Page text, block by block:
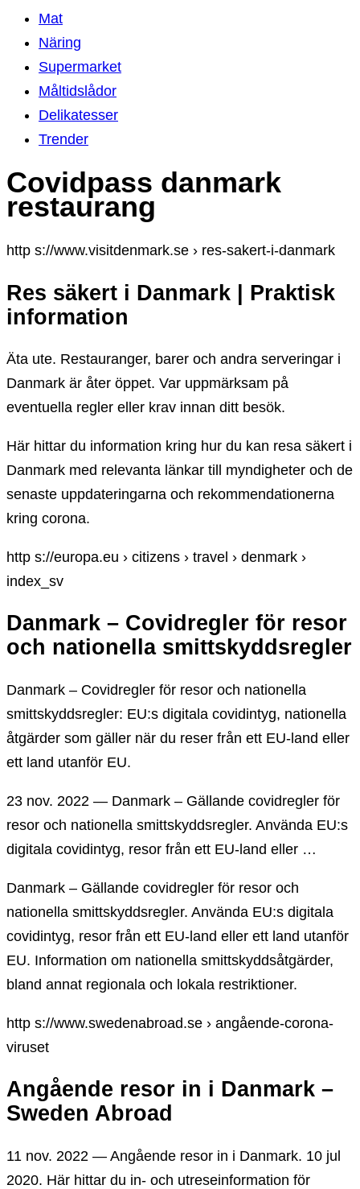
Mat
Näring
Supermarket
Måltidslådor
Delikatesser
Trender
Covidpass danmark
restaurang
http s://www.visitdenmark.se › res-sakert-i-danmark
Res säkert i Danmark | Praktisk
information
Äta ute. Restauranger, barer och andra serveringar i
Danmark är åter öppet. Var uppmärksam på
eventuella regler eller krav innan ditt besök.
Här hittar du information kring hur du kan resa säkert i
Danmark med relevanta länkar till myndigheter och de
senaste uppdateringarna och rekommendationerna
kring corona.
http s://europa.eu › citizens › travel › denmark ›
index_sv
Danmark – Covidregler för resor
och nationella smittskyddsregler
Danmark – Covidregler för resor och nationella
smittskyddsregler: EU:s digitala covidintyg, nationella
åtgärder som gäller när du reser från ett EU-land eller
ett land utanför EU.
23 nov. 2022 — Danmark – Gällande covidregler för
resor och nationella smittskyddsregler. Använda EU:s
digitala covidintyg, resor från ett EU-land eller …
Danmark – Gällande covidregler för resor och
nationella smittskyddsregler. Använda EU:s digitala
covidintyg, resor från ett EU-land eller ett land utanför
EU. Information om nationella smittskyddsåtgärder,
bland annat regionala och lokala restriktioner.
http s://www.swedenabroad.se › angående-corona-
viruset
Angående resor in i Danmark –
Sweden Abroad
11 nov. 2022 — Angående resor in i Danmark. 10 jul
2020. Här hittar du in- och utreseinformation för